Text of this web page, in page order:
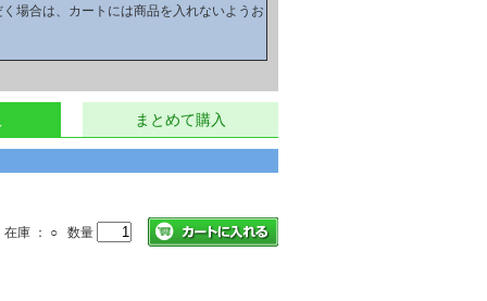
場合は、カートには商品を入れないようお
まとめて購入
在庫 ： ○ 数量